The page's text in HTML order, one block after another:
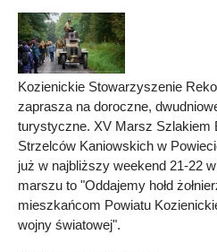
Kozienickie Stowarzyszenie
zaprasza na doroczne,
turystyczne. XV Marsz Szlakiem
Strzelców Kaniowskich w
już w najbliższy weekend 21-22
marszu to "Oddajemy hołd
mieszkańcom Powiatu
wojny światowej".